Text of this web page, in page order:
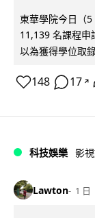
東華學院今日（
11,139 名課程申
以為獲得學位取
148 17 ↗
科技娛樂 影
Lawton 1 日